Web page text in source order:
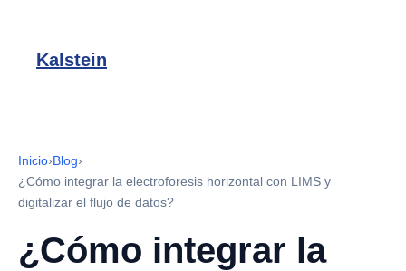
Kalstein
Inicio›Blog›
¿Cómo integrar la electroforesis horizontal con LIMS y
digitalizar el flujo de datos?
¿Cómo integrar la